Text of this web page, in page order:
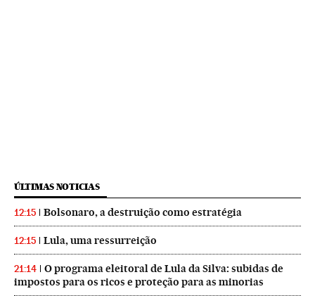
ÚLTIMAS NOTICIAS
12:15 Bolsonaro, a destruição como estratégia
12:15 Lula, uma ressurreição
21:14
O programa eleitoral de Lula da Silva: subidas de
impostos para os ricos e proteção para as minorias